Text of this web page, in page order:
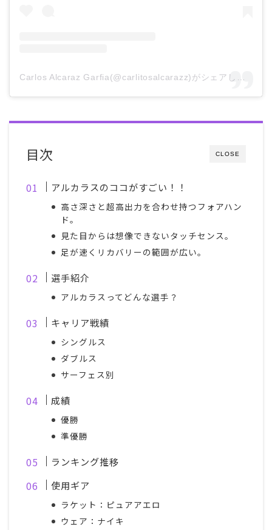
CLOSE
目次
アルカラスのココがすごい！！
高さ深さと超高出力を合わせ持つフォアハン
ド。
見た目からは想像できないタッチセンス。
足が速くリカバリーの範囲が広い。
選手紹介
アルカラスってどんな選手？
キャリア戦績
シングルス
ダブルス
サーフェス別
成績
優勝
準優勝
ランキング推移
使用ギア
ラケット：ピュアアエロ
ウェア：ナイキ